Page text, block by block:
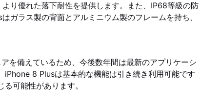
り優れた落下耐性を提供します。また、IP68等級の防
ガラス製の背面とアルミニウム製のフレームを持ち、
を備えているため、今後数年間は最新のアプリケーシ
iPhone 8 Plusは基本的な機能は引き続き利用可能です
可能性があります。